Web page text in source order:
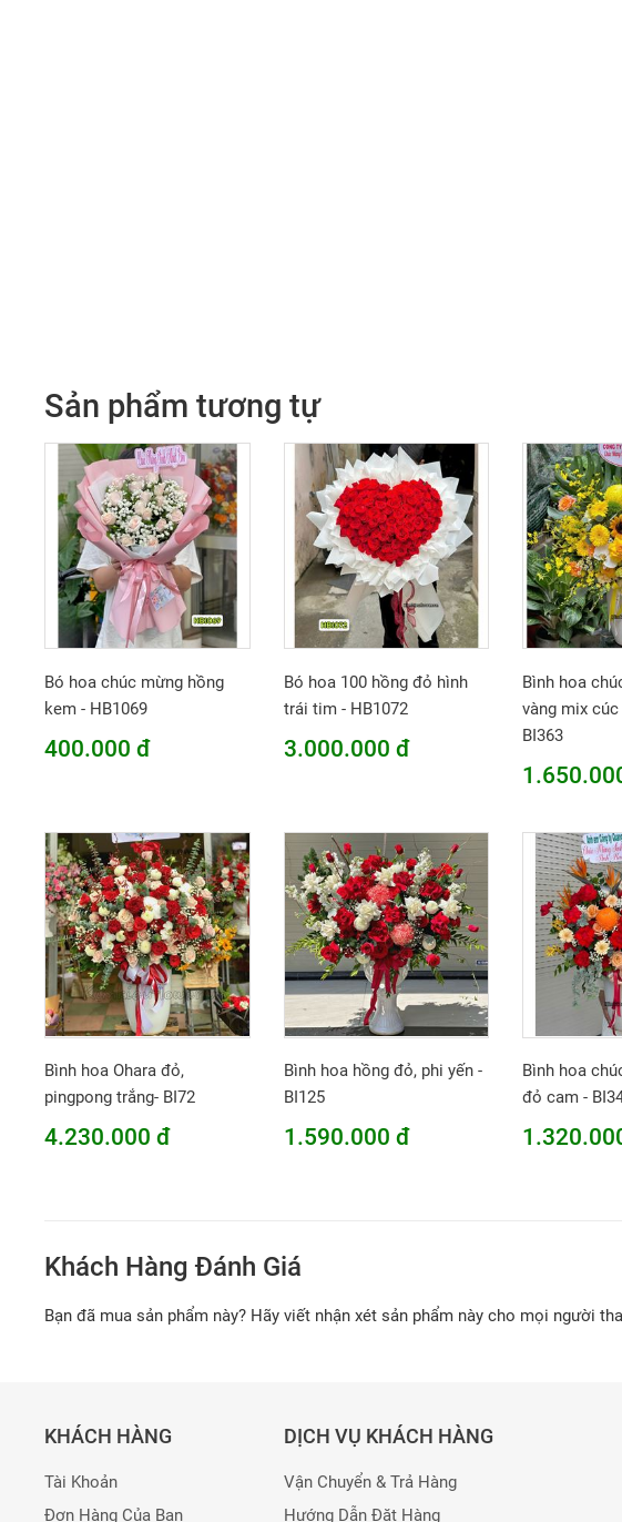
Sản phẩm tương tự
Bó hoa chúc mừng hồng
kem - HB1069
400.000 đ
Bó hoa 100 hồng đỏ hình
trái tim - HB1072
3.000.000 đ
Bình hoa
vàng mix
BI363
Bình hoa Ohara đỏ,
pingpong trắng- BI72
4.230.000 đ
Bình hoa hồng đỏ, phi yến -
BI125
1.590.000 đ
Bình hoa
đỏ cam -
Khách Hàng Đánh Giá
Bạn đã mua sản phẩm này? Hãy viết nhận xét sản phẩm này cho mọi người
KHÁCH HÀNG
Tài Khoản
Đơn Hàng Của Bạn
DỊCH VỤ KHÁCH HÀNG
Vận Chuyển & Trả Hàng
Hướng Dẫn Đặt Hàng